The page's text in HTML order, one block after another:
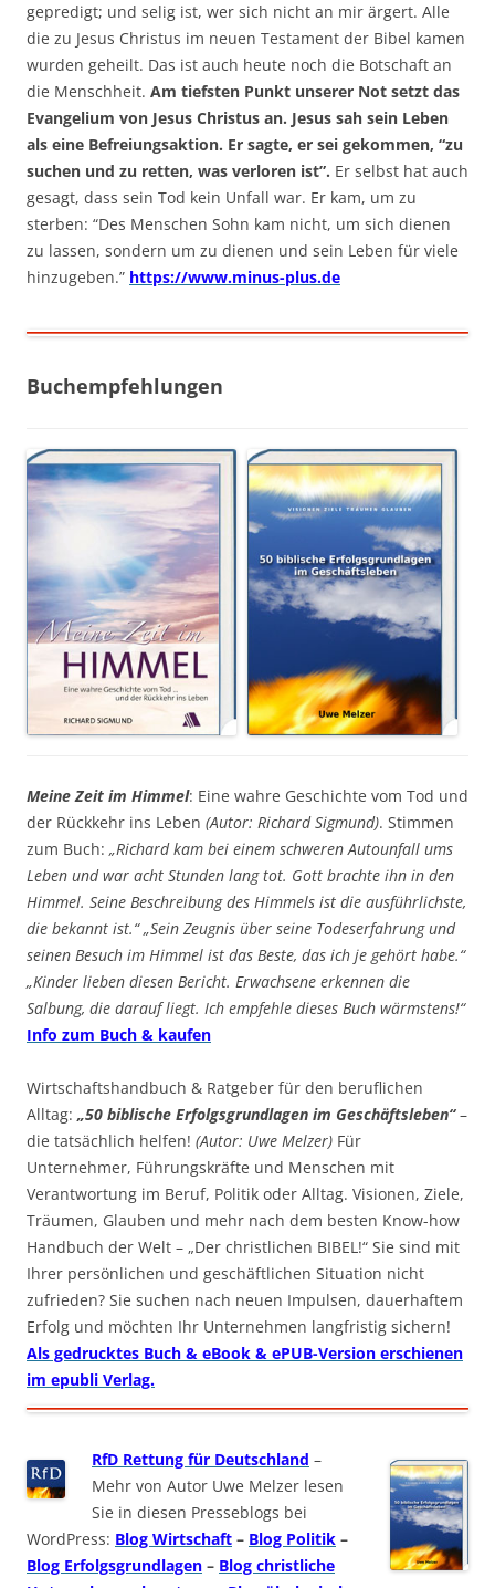
gepredigt; und selig ist, wer sich nicht an mir ärgert. Alle
die zu Jesus Christus im neuen Testament der Bibel kamen
wurden geheilt. Das ist auch heute noch die Botschaft an
die Menschheit. Am tiefsten Punkt unserer Not setzt das
Evangelium von Jesus Christus an. Jesus sah sein Leben
als eine Befreiungsaktion. Er sagte, er sei gekommen, “zu
suchen und zu retten, was verloren ist”. Er selbst hat auch
gesagt, dass sein Tod kein Unfall war. Er kam, um zu
sterben: “Des Menschen Sohn kam nicht, um sich dienen
zu lassen, sondern um zu dienen und sein Leben für viele
hinzugeben.” https://www.minus-plus.de
Buchempfehlungen
Meine Zeit im Himmel: Eine wahre Geschichte vom Tod und
der Rückkehr ins Leben (Autor: Richard Sigmund). Stimmen
zum Buch: „Richard kam bei einem schweren Autounfall ums
Leben und war acht Stunden lang tot. Gott brachte ihn in den
Himmel. Seine Beschreibung des Himmels ist die ausführlichste,
die bekannt ist.“ „Sein Zeugnis über seine Todeserfahrung und
seinen Besuch im Himmel ist das Beste, das ich je gehört habe.“
„Kinder lieben diesen Bericht. Erwachsene erkennen die
Salbung, die darauf liegt. Ich empfehle dieses Buch wärmstens!“
Info zum Buch & kaufen
Wirtschaftshandbuch & Ratgeber für den beruflichen
Alltag: „50 biblische Erfolgsgrundlagen im Geschäftsleben“–
die tatsächlich helfen! (Autor: Uwe Melzer) Für
Unternehmer, Führungskräfte und Menschen mit
Verantwortung im Beruf, Politik oder Alltag. Visionen, Ziele,
Träumen, Glauben und mehr nach dem besten Know-how
Handbuch der Welt – „Der christlichen BIBEL!“ Sie sind mit
Ihrer persönlichen und geschäftlichen Situation nicht
zufrieden? Sie suchen nach neuen Impulsen, dauerhaftem
Erfolg und möchten Ihr Unternehmen langfristig sichern!
Als gedrucktes Buch & eBook & ePUB-Version erschienen
im epubli Verlag.
RfD Rettung für Deutschland –
Mehr von Autor Uwe Melzer lesen
Sie in diesen Presseblogs bei
WordPress: Blog Wirtschaft – Blog Politik –
Blog Erfolgsgrundlagen – Blog christliche